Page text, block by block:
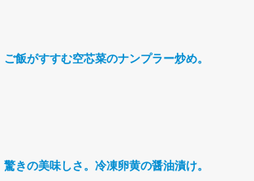
ご飯がすすむ空芯菜のナンプラー炒め。
驚きの美味しさ。冷凍卵黄の醤油漬け。